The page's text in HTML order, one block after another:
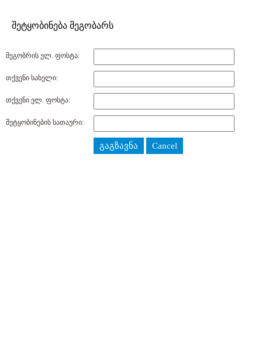
შეტყობინება მეგობარს
მეგობრის ელ. ფოსტა:
თქვენი სახელი:
თქვენი ელ. ფოსტა:
შეტყობინების სათაური:
გაგზავნა Cancel